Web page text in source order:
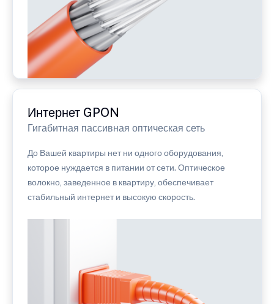
Интернет GPON
Гигабитная пассивная оптическая сеть
До Вашей квартиры нет ни одного оборудования,
которое нуждается в питании от сети. Оптическое
волокно, заведенное в квартиру, обеспечивает
стабильный интернет и высокую скорость.